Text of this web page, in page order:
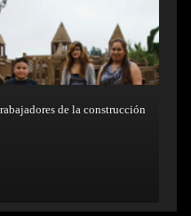
de la construcción